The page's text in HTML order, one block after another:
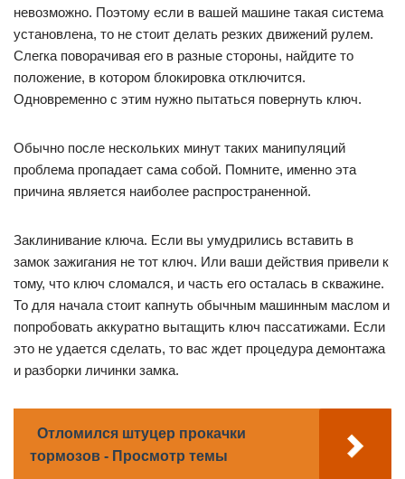
невозможно. Поэтому если в вашей машине такая система
установлена, то не стоит делать резких движений рулем.
Слегка поворачивая его в разные стороны, найдите то
положение, в котором блокировка отключится.
Одновременно с этим нужно пытаться повернуть ключ.
Обычно после нескольких минут таких манипуляций
проблема пропадает сама собой. Помните, именно эта
причина является наиболее распространенной.
Заклинивание ключа. Если вы умудрились вставить в
замок зажигания не тот ключ. Или ваши действия привели к
тому, что ключ сломался, и часть его осталась в скважине.
То для начала стоит капнуть обычным машинным маслом и
попробовать аккуратно вытащить ключ пассатижами. Если
это не удается сделать, то вас ждет процедура демонтажа
и разборки личинки замка.
Отломился штуцер прокачки
тормозов - Просмотр темы